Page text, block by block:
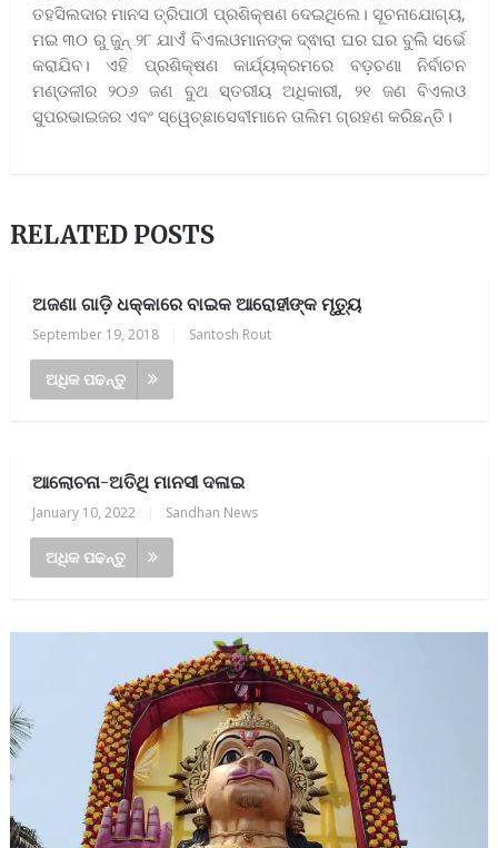
ତହସିଲଦାର ମାନସ ତ୍ରିପାଠୀ ପ୍ରଶିକ୍ଷଣ ଦେଇଥିଲେ। ସୂଚନାଯୋଗ୍ୟ,
ମଇ ୩୦ ରୁ ଜୁନ୍ ୨୮ ଯାଏଁ ବିଏଲଓମାନଙ୍କ ଦ୍ଵାରା ଘର ଘର ବୁଲି ସର୍ଭେ
କରାଯିବ। ଏହି ପ୍ରଶିକ୍ଷଣ କାର୍ଯ୍ୟକ୍ରମରେ ବଡ଼ଚଣା ନିର୍ବାଚନ
ମଣ୍ଡଳୀର ୨୦୬ ଜଣ ବୁଥ ସ୍ତରୀୟ ଅଧିକାରୀ, ୨୧ ଜଣ ବିଏଲଓ
ସୁପରଭାଇଜର ଏବଂ ସ୍ୱେଚ୍ଛାସେବୀମାନେ ତାଲିମ ଗ୍ରହଣ କରିଛନ୍ତି।
RELATED POSTS
ଅଜଣା ଗାଡ଼ି ଧକ୍କାରେ ବାଇକ ଆରୋହୀଙ୍କ ମୃତ୍ୟୁ
September 19, 2018 Santosh Rout
ଅଧିକ ପଢନ୍ତୁ
ଆଲୋଚନା-ଅତିଥି ମାନସୀ ଦଳାଇ
January 10, 2022 Sandhan News
ଅଧିକ ପଢନ୍ତୁ